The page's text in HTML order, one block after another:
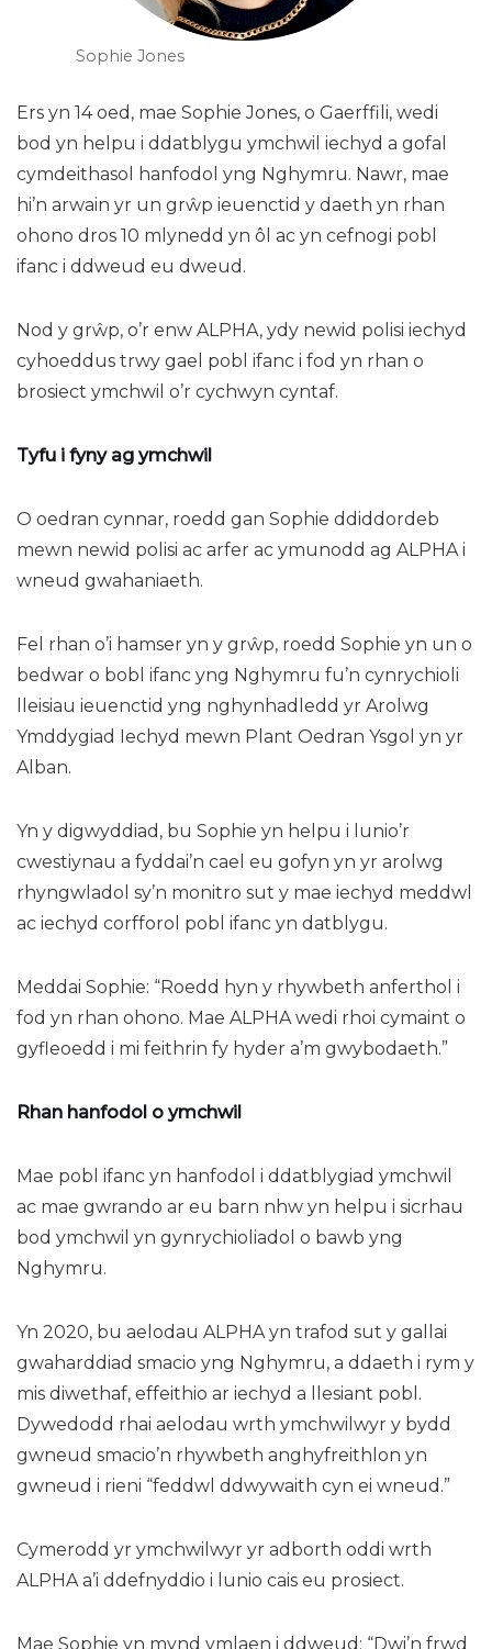
Sophie Jones
Ers yn 14 oed, mae Sophie Jones, o Gaerffili, wedi
bod yn helpu i ddatblygu ymchwil iechyd a gofal
cymdeithasol hanfodol yng Nghymru. Nawr, mae
hi’n arwain yr un grŵp ieuenctid y daeth yn rhan
ohono dros 10 mlynedd yn ôl ac yn cefnogi pobl
ifanc i ddweud eu dweud.
Nod y grŵp, o’r enw ALPHA, ydy newid polisi iechyd
cyhoeddus trwy gael pobl ifanc i fod yn rhan o
brosiect ymchwil o’r cychwyn cyntaf.
Tyfu i fyny ag ymchwil
O oedran cynnar, roedd gan Sophie ddiddordeb
mewn newid polisi ac arfer ac ymunodd ag ALPHA i
wneud gwahaniaeth.
Fel rhan o’i hamser yn y grŵp, roedd Sophie yn un o
bedwar o bobl ifanc yng Nghymru fu’n cynrychioli
lleisiau ieuenctid yng nghynhadledd yr Arolwg
Ymddygiad Iechyd mewn Plant Oedran Ysgol yn yr
Alban.
Yn y digwyddiad, bu Sophie yn helpu i lunio’r
cwestiynau a fyddai’n cael eu gofyn yn yr arolwg
rhyngwladol sy’n monitro sut y mae iechyd meddwl
ac iechyd corfforol pobl ifanc yn datblygu.
Meddai Sophie: “Roedd hyn y rhywbeth anferthol i
fod yn rhan ohono. Mae ALPHA wedi rhoi cymaint o
gyfleoedd i mi feithrin fy hyder a’m gwybodaeth.”
Rhan hanfodol o ymchwil
Mae pobl ifanc yn hanfodol i ddatblygiad ymchwil
ac mae gwrando ar eu barn nhw yn helpu i sicrhau
bod ymchwil yn gynrychioliadol o bawb yng
Nghymru.
Yn 2020, bu aelodau ALPHA yn trafod sut y gallai
gwaharddiad smacio yng Nghymru, a ddaeth i rym y
mis diwethaf, effeithio ar iechyd a llesiant pobl.
Dywedodd rhai aelodau wrth ymchwilwyr y bydd
gwneud smacio’n rhywbeth anghyfreithlon yn
gwneud i rieni “feddwl ddwywaith cyn ei wneud.”
Cymerodd yr ymchwilwyr yr adborth oddi wrth
ALPHA a’i ddefnyddio i lunio cais eu prosiect.
Mae Sophie yn mynd ymlaen i ddweud: “Dwi’n frwd